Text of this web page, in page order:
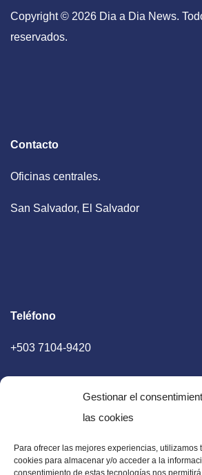
Gestionar el
las cookies
Para ofrecer las mejores experiencias, utilizamos
cookies para almacenar y/o acceder a la
consentimiento de estas tecnologías nos
Copyright © 2026 Dia a Dia News.
reservados.
Contacto
Oficinas centrales.
San Salvador, El Salvador
Teléfono
+503 7104-9420
E-mail